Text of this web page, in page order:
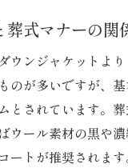
葬式マナーの関
ウンジャケットよ
のが多いですが、
とされています。
ウール素材の黒や
ートが推奨されま